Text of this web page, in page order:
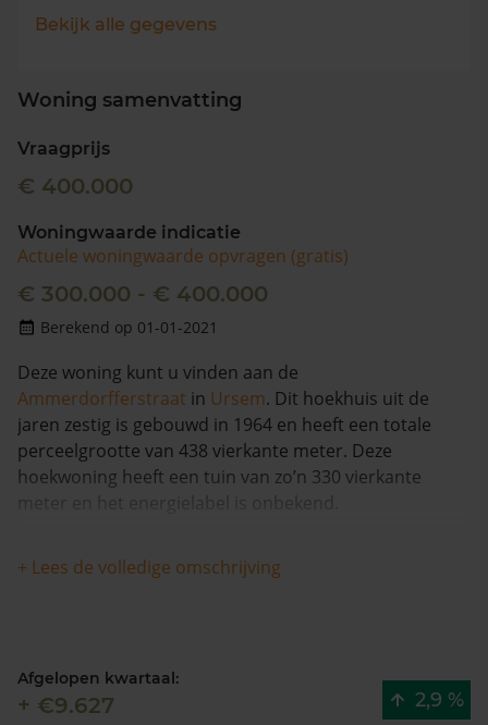
Bekijk alle gegevens
Woning samenvatting
Vraagprijs
€ 400.000
Woningwaarde indicatie
Actuele woningwaarde opvragen (gratis)
€ 300.000 - € 400.000
Berekend op 01-01-2021
Deze woning kunt u vinden aan de
Ammerdorfferstraat in Ursem. Dit hoekhuis uit de
jaren zestig is gebouwd in 1964 en heeft een totale
perceelgrootte van 438 vierkante meter. Deze
hoekwoning heeft een tuin van zo’n 330 vierkante
meter en het energielabel is onbekend.
Deze woning heeft geen herleidbare
koopsominformatie en is met meer dan 12% in waarde
De gemeentelijke WOZ waarde van
Ammerdorfferstraat 12 is €259.000 (2020). Volgens
+ Lees de volledige omschrijving
Afgelopen kwartaal:
+ €9.627 2,9 %